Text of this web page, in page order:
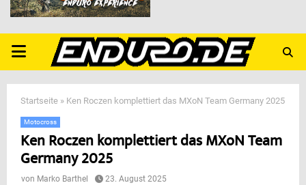
PRIMARY
MENU
Startseite » Ken Roczen komplettiert das MXoN Team Germany 2025
Motocross
Ken Roczen komplettiert das MXoN Team
Germany 2025
von Marko Barthel 23. August 2025